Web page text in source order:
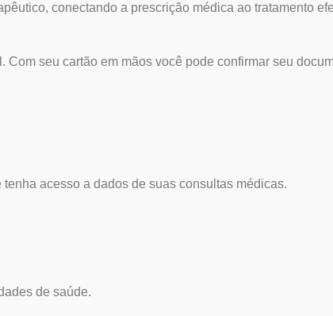
conectando a prescrição médica ao tratamento
seu cartão em mãos você pode confirmar seu
acesso a dados de suas consultas médicas.
de saúde.